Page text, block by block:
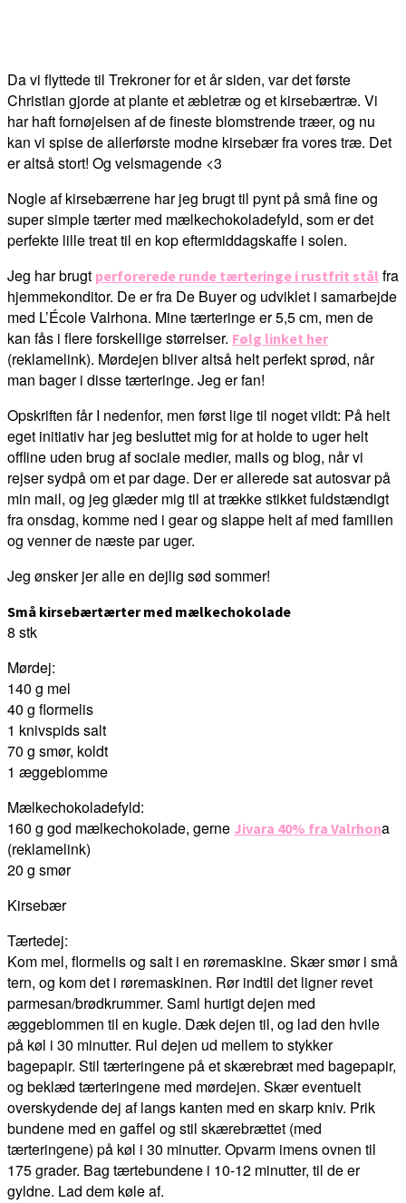
Da vi flyttede til Trekroner for et år siden, var det første
Christian gjorde at plante et æbletræ og et kirsebærtræ. Vi
har haft fornøjelsen af de fineste blomstrende træer, og nu
kan vi spise de allerførste modne kirsebær fra vores træ. Det
er altså stort! Og velsmagende <3
Nogle af kirsebærrene har jeg brugt til pynt på små fine og
super simple tærter med mælkechokoladefyld, som er det
perfekte lille treat til en kop eftermiddagskaffe i solen.
Jeg har brugt perforerede runde tærteringe i rustfrit stål fra
hjemmekonditor. De er fra De Buyer og udviklet i samarbejde
med L’École Valrhona. Mine tærteringe er 5,5 cm, men de
kan fås i flere forskellige størrelser. Følg linket her
(reklamelink). Mørdejen bliver altså helt perfekt sprød, når
man bager i disse tærteringe. Jeg er fan!
Opskriften får I nedenfor, men først lige til noget vildt: På helt
eget initiativ har jeg besluttet mig for at holde to uger helt
offline uden brug af sociale medier, mails og blog, når vi
rejser sydpå om et par dage. Der er allerede sat autosvar på
min mail, og jeg glæder mig til at trække stikket fuldstændigt
fra onsdag, komme ned i gear og slappe helt af med familien
og venner de næste par uger.
Jeg ønsker jer alle en dejlig sød sommer!
Små kirsebærtærter med mælkechokolade
8 stk
Mørdej:
140 g mel
40 g flormelis
1 knivspids salt
70 g smør, koldt
1 æggeblomme
Mælkechokoladefyld:
160 g god mælkechokolade, gerne Jivara 40% fra Valrhona
(reklamelink)
20 g smør
Kirsebær
Tærtedej:
Kom mel, flormelis og salt i en røremaskine. Skær smør i små
tern, og kom det i røremaskinen. Rør indtil det ligner revet
parmesan/brødkrummer. Saml hurtigt dejen med
æggeblommen til en kugle. Dæk dejen til, og lad den hvile
på køl i 30 minutter. Rul dejen ud mellem to stykker
bagepapir. Stil tærteringene på et skærebræt med bagepapir,
og beklæd tærteringene med mørdejen. Skær eventuelt
overskydende dej af langs kanten med en skarp kniv. Prik
bundene med en gaffel og stil skærebrættet (med
tærteringene) på køl i 30 minutter. Opvarm imens ovnen til
175 grader. Bag tærtebundene i 10-12 minutter, til de er
gyldne. Lad dem køle af.